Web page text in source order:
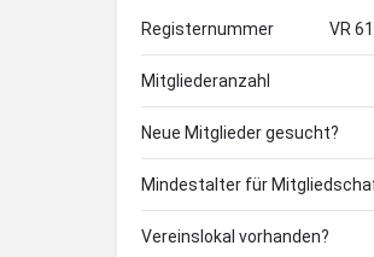
Registernummer VR
Mitgliederanzahl
Neue Mitglieder gesucht?
Mindestalter für
Vereinslokal vorhanden?